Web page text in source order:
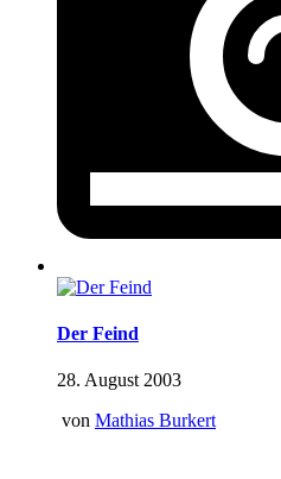
Der Feind
28. August 2003
von Mathias Burkert